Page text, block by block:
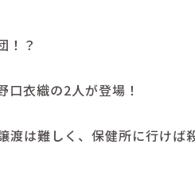
！？
衣織の2人が登場！
は難しく、保健所に行けば